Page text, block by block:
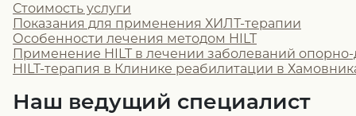
Стоимость услуги
Показания для применения ХИЛТ-терапии
Особенности лечения методом HILT
Применение HILT в лечении заболеваний опорно-
HILT-терапия в Клинике реабилитации в
Наш ведущий специалист